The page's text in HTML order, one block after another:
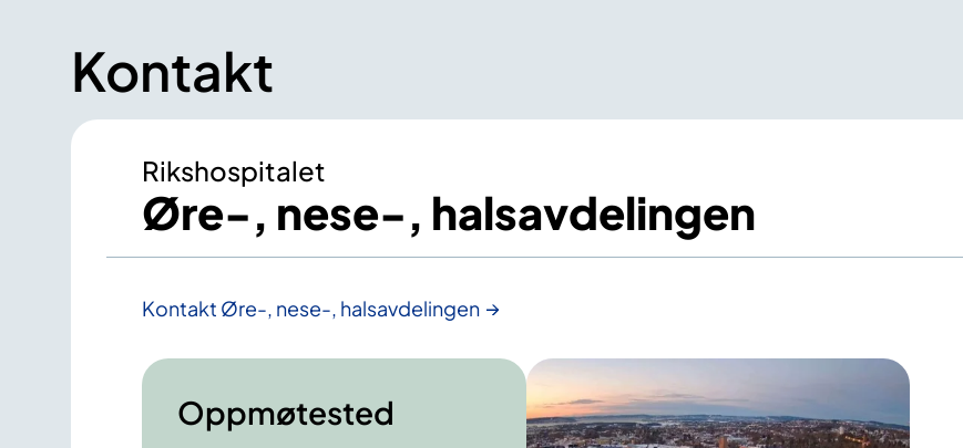
Kontakt
Rikshospitalet
Øre-, nese-, halsavdelingen
Kontakt Øre-, nese-, halsavdelingen
Oppmøtested